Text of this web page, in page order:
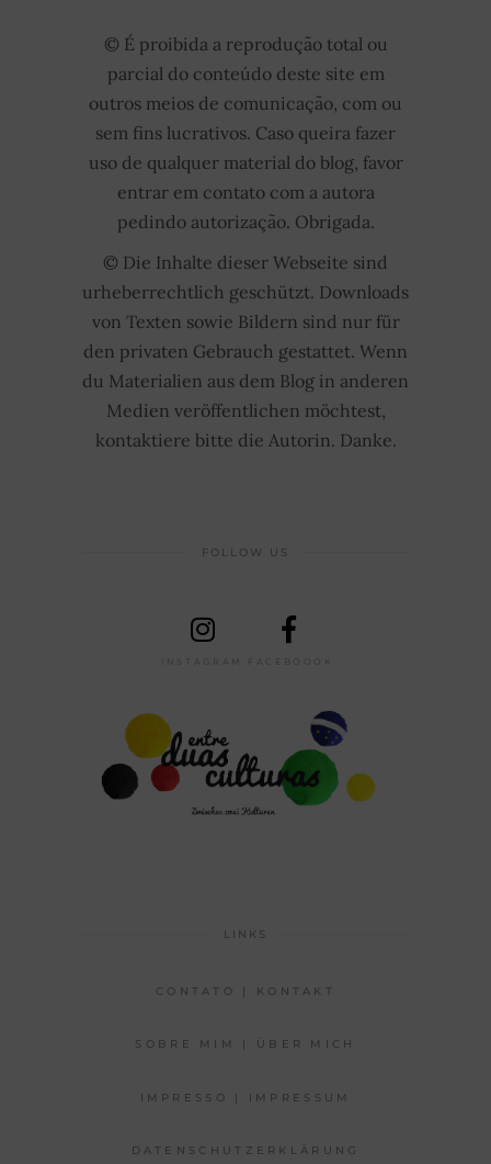
© É proibida a reprodução total ou
parcial do conteúdo deste site em
outros meios de comunicação, com ou
sem fins lucrativos. Caso queira fazer
uso de qualquer material do blog, favor
entrar em contato com a autora
pedindo autorização. Obrigada.
© Die Inhalte dieser Webseite sind
urheberrechtlich geschützt. Downloads
von Texten sowie Bildern sind nur für
den privaten Gebrauch gestattet. Wenn
du Materialien aus dem Blog in anderen
Medien veröffentlichen möchtest,
kontaktiere bitte die Autorin. Danke.
FOLLOW US
INSTAGRAM FACEBOOOK
LINKS
CONTATO | KONTAKT
SOBRE MIM | ÜBER MICH
IMPRESSO | IMPRESSUM
DATENSCHUTZERKLÄRUNG